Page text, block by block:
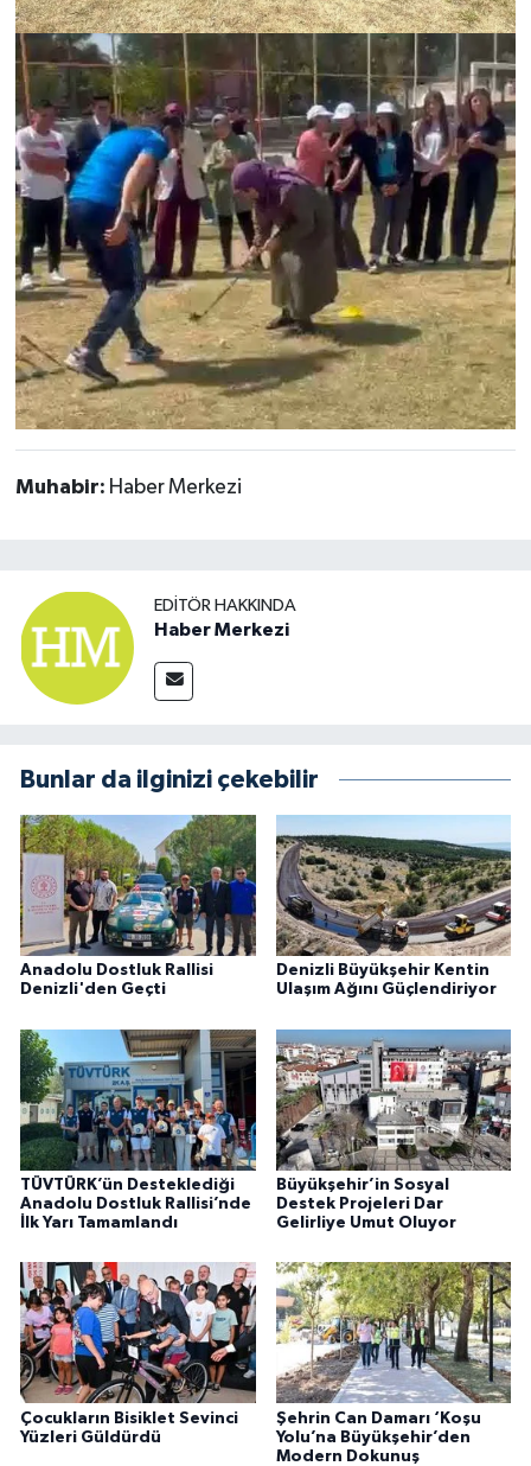
Muhabir: Haber Merkezi
EDITÖR HAKKINDA
Haber Merkezi
Bunlar da ilginizi çekebilir
Anadolu Dostluk Rallisi
Denizli'den Geçti
Denizli Büyükşehir Kentin
Ulaşım Ağını Güçlendiriyor
TÜVTÜRK’ün Desteklediği
Anadolu Dostluk Rallisi’nde
İlk Yarı Tamamlandı
Büyükşehir’in Sosyal
Destek Projeleri Dar
Gelirliye Umut Oluyor
Çocukların Bisiklet Sevinci
Yüzleri Güldürdü
Şehrin Can Damarı ‘Koşu
Yolu’na Büyükşehir’den
Modern Dokunuş